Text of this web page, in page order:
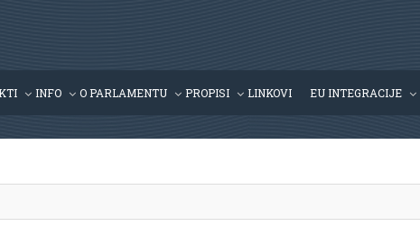
INFO O PARLAMENTU PROPISI LINKOVI EU INTEGRACIJE